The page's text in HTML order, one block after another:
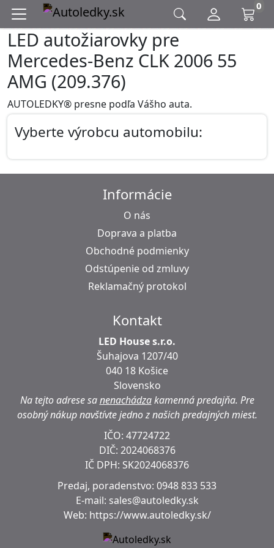
0
LED autožiarovky pre
Mercedes-Benz CLK 2006 55
AMG (209.376)
AUTOLEDKY® presne podľa Vášho auta.
Vyberte výrobcu automobilu:
Informácie
O nás
Doprava a platba
Obchodné podmienky
Odstúpenie od zmluvy
Reklamačný protokol
Kontakt
LED House s.r.o.
Šuhajova 1207/40
040 18 Košice
Slovensko
Na tejto adrese sanenachádzakamenná predajňa. Pre
osobný nákup navštívte jedno z našich predajných miest.
IČO: 47724722
DIČ: 2024068376
IČ DPH: SK2024068376
Predaj, poradenstvo: 0948 833 533
E-mail: sales@autoledky.sk
Web: https://www.autoledky.sk/